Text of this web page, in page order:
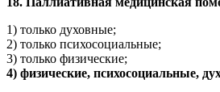
1) только духовные;
2) только психосоциальные;
3) только физические;
4) физические, психосоциальные,